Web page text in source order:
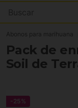
Abonos para marihuana
Pack de
Soil de
-25%